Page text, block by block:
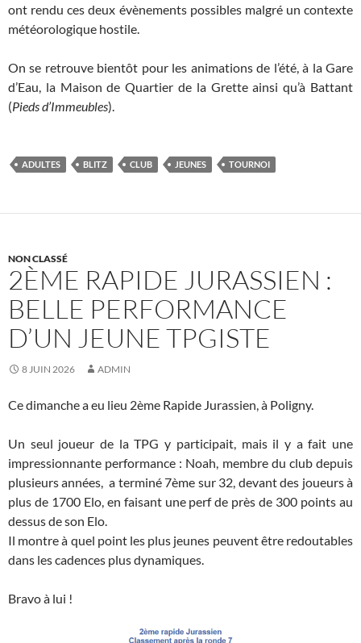
ont rendu ces deux évènements possibles malgré un contexte
météorologique hostile.
On se retrouve bientôt pour les animations de l’été, à la Gare
d’Eau, la Maison de Quartier de la Grette ainsi qu’à Battant
(Pieds d’Immeubles).
ADULTES BLITZ CLUB JEUNES TOURNOI
NON CLASSÉ
2ÈME RAPIDE JURASSIEN :
BELLE PERFORMANCE
D’UN JEUNE TPGISTE
8 JUIN 2026 ADMIN
Ce dimanche a eu lieu 2ème Rapide Jurassien, à Poligny.
Un seul joueur de la TPG y participait, mais il y a fait une
impressionnante performance : Noah, membre du club depuis
plusieurs années, a terminé 7ème sur 32, devant des joueurs à
plus de 1700 Elo, en faisant une perf de près de 300 points au
dessus de son Elo.
Il montre à quel point les plus jeunes peuvent être redoutables
dans les cadences plus dynamiques.
Bravo à lui !